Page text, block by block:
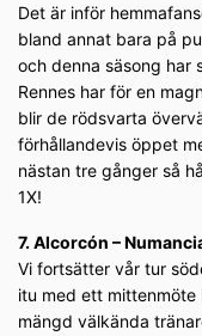
Det är inför
bland annat bara på
och denna säsong har
Rennes har för en
blir de rödsvarta
förhållandevis öppet
nästan tre gånger så
1X!
7. Alcorcón –
Vi fortsätter vår tur
itu med ett mittenmöte
mängd välkända